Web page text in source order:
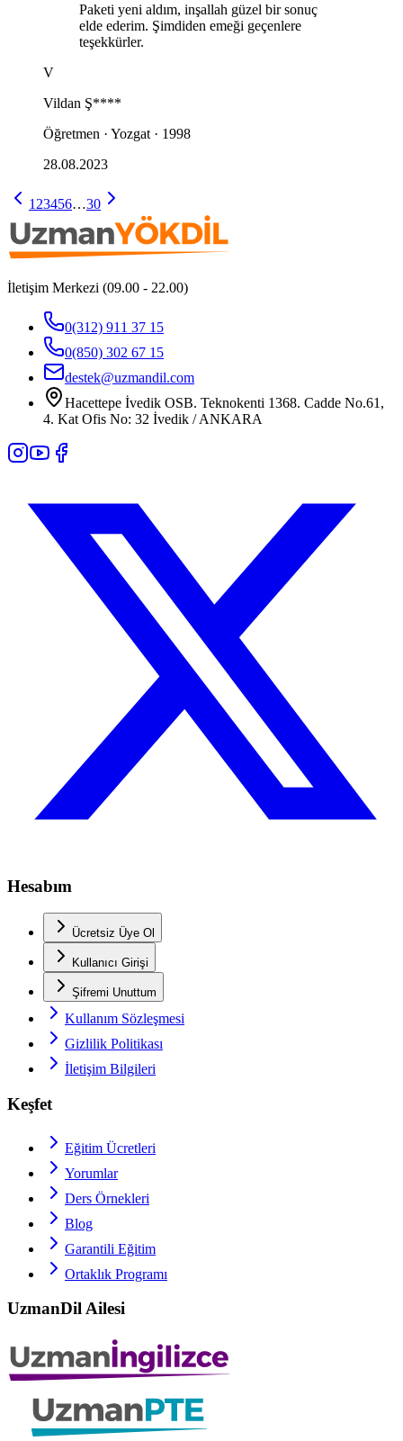
Paketi yeni aldım, inşallah güzel bir sonuç
elde ederim. Şimdiden emeği geçenlere
teşekkürler.
V
Vildan Ş****
Öğretmen · Yozgat · 1998
28.08.2023
1 23456…30
İletişim Merkezi (09.00 - 22.00)
0(312) 911 37 15
0(850) 302 67 15
destek@uzmandil.com
Hacettepe İvedik OSB. Teknokenti 1368. Cadde No.61,
4. Kat Ofis No: 32 İvedik / ANKARA
Hesabım
Ücretsiz Üye Ol
Kullanıcı Girişi
Şifremi Unuttum
Kullanım Sözleşmesi
Gizlilik Politikası
İletişim Bilgileri
Keşfet
Eğitim Ücretleri
Yorumlar
Ders Örnekleri
Blog
Garantili Eğitim
Ortaklık Programı
UzmanDil Ailesi